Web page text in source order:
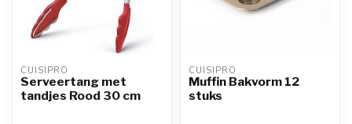
CUISIPRO
Serveertang met
tandjes Rood 30 cm
CUISIPRO
Muffin Bakvorm 12
stuks